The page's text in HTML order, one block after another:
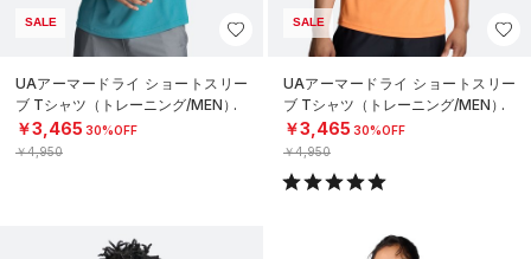
SALE
UAアーマードライ ショートスリー
ブ Tシャツ（トレーニング/MEN）
￥3,465 30%OFF
￥4,950
SALE
UAアーマードライ ショートスリー
ブ Tシャツ（トレーニング/MEN）
￥3,465 30%OFF
￥4,950